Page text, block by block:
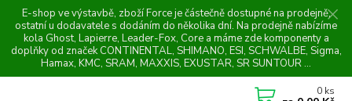
E-shop ve výstavbě, zboží Force je částečně dostupné na prodejně,
ostatní u dodavatele s dodáním do několika dní. Na prodejně nabízíme
kola Ghost, Lapierre, Leader-Fox, Core a máme zde komponenty a
doplňky od značek CONTINENTAL, SHIMANO, ESI, SCHWALBE, Sigma,
Hamax, KMC, SRAM, MAXXIS, EXUSTAR, SR SUNTOUR ...
0 ks